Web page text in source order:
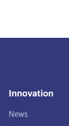
Innovation
News